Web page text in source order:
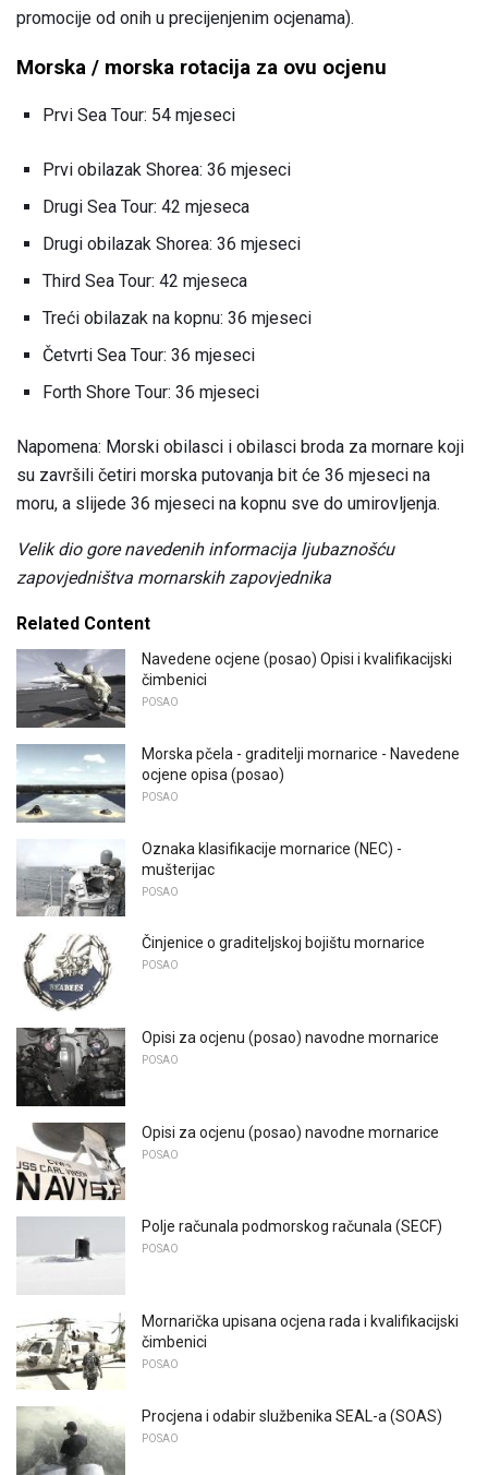
promocije od onih u precijenjenim ocjenama).
Morska / morska rotacija za ovu ocjenu
Prvi Sea Tour: 54 mjeseci
Prvi obilazak Shorea: 36 mjeseci
Drugi Sea Tour: 42 mjeseca
Drugi obilazak Shorea: 36 mjeseci
Third Sea Tour: 42 mjeseca
Treći obilazak na kopnu: 36 mjeseci
Četvrti Sea Tour: 36 mjeseci
Forth Shore Tour: 36 mjeseci
Napomena: Morski obilasci i obilasci broda za mornare koji
su završili četiri morska putovanja bit će 36 mjeseci na
moru, a slijede 36 mjeseci na kopnu sve do umirovljenja.
Velik dio gore navedenih informacija ljubaznošću
zapovjedništva mornarskih zapovjednika
Related Content
Navedene ocjene (posao) Opisi i kvalifikacijski
čimbenici
POSAO
Morska pčela - graditelji mornarice - Navedene
ocjene opisa (posao)
POSAO
Oznaka klasifikacije mornarice (NEC) -
mušterijac
POSAO
Činjenice o graditeljskoj bojištu mornarice
POSAO
Opisi za ocjenu (posao) navodne mornarice
POSAO
Opisi za ocjenu (posao) navodne mornarice
POSAO
Polje računala podmorskog računala (SECF)
POSAO
Mornarička upisana ocjena rada i kvalifikacijski
čimbenici
POSAO
Procjena i odabir službenika SEAL-a (SOAS)
POSAO